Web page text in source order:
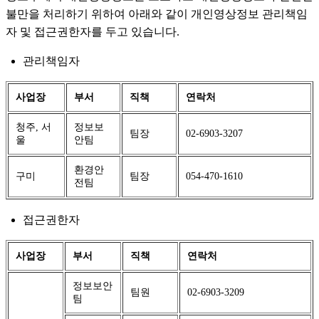
불만을 처리하기 위하여 아래와 같이 개인영상정보 관리책임
자 및 접근권한자를 두고 있습니다.
관리책임자
사업장 부서 직책 연락처
청주, 서
울
정보보
안팀
팀장 02-6903-3207
구미
환경안
전팀
팀장 054-470-1610
접근권한자
사업장 부서 직책 연락처
정보보안
팀
팀원 02-6903-3209